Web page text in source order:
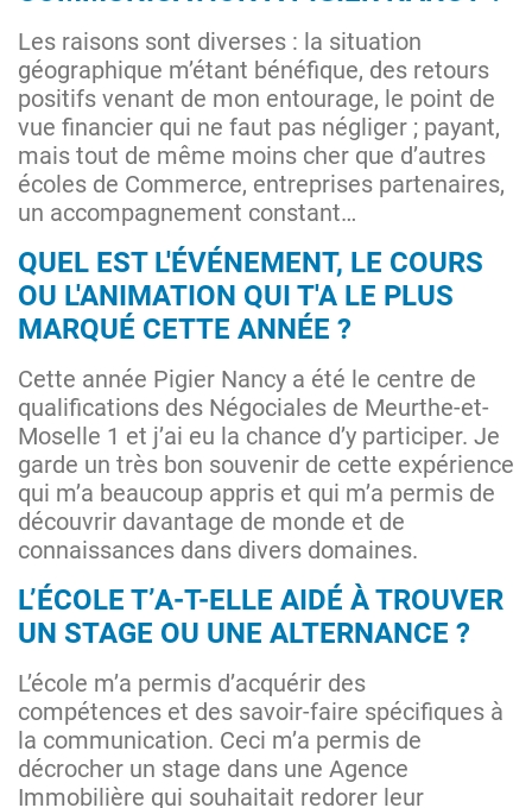
Les raisons sont diverses : la situation
géographique m’étant bénéfique, des retours
positifs venant de mon entourage, le point de
vue financier qui ne faut pas négliger ; payant,
mais tout de même moins cher que d’autres
écoles de Commerce, entreprises partenaires,
un accompagnement constant…
QUEL EST L'ÉVÉNEMENT, LE COURS
OU L'ANIMATION QUI T'A LE PLUS
MARQUÉ CETTE ANNÉE ?
Cette année Pigier Nancy a été le centre de
qualifications des Négociales de Meurthe-et-
Moselle 1 et j’ai eu la chance d’y participer. Je
garde un très bon souvenir de cette expérience
qui m’a beaucoup appris et qui m’a permis de
découvrir davantage de monde et de
connaissances dans divers domaines.
L’ÉCOLE T’A-T-ELLE AIDÉ À TROUVER
UN STAGE OU UNE ALTERNANCE ?
L’école m’a permis d’acquérir des
compétences et des savoir-faire spécifiques à
la communication. Ceci m’a permis de
décrocher un stage dans une Agence
Immobilière qui souhaitait redorer leur